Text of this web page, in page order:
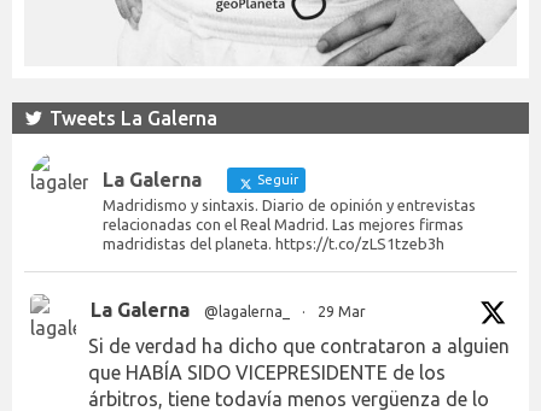
Tweets La Galerna
La Galerna Seguir
Madridismo y sintaxis. Diario de opinión y entrevistas
relacionadas con el Real Madrid. Las mejores firmas
madridistas del planeta. https://t.co/zLS1tzeb3h
La Galerna @lagalerna_ · 29 Mar
Si de verdad ha dicho que contrataron a alguien
que HABÍA SIDO VICEPRESIDENTE de los
árbitros, tiene todavía menos vergüenza de lo